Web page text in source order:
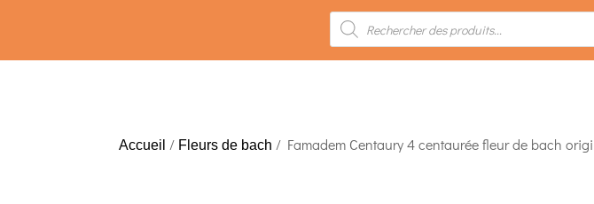
Recherche
produits
Accueil / Fleurs de bach / Famadem Centaury 4 centaurée fleur de bach